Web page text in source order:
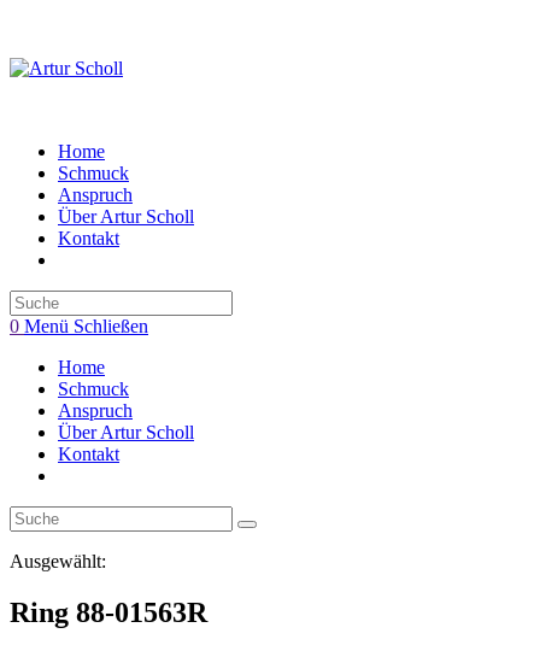
springen
Home
Schmuck
Anspruch
Über Artur Scholl
Kontakt
search
0 Menü Schließen
Home
Schmuck
Anspruch
Über Artur Scholl
Kontakt
search
Ausgewählt:
Ring 88-01563R